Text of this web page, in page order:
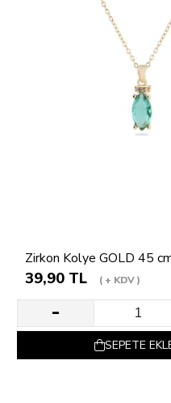
Zirkon Kolye GOLD 45
39,90 TL + KDV
SEPETE